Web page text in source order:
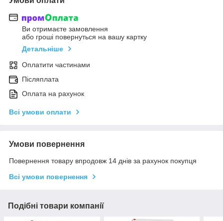
Ви отримаєте замовлення
або гроші повернуться на вашу картку
Детальніше
Оплатити частинами
Післяплата
Оплата на рахунок
Всі умови оплати
Умови повернення
Повернення товару впродовж 14 днів за рахунок покупця
Всі умови повернення
Подібні товари компанії